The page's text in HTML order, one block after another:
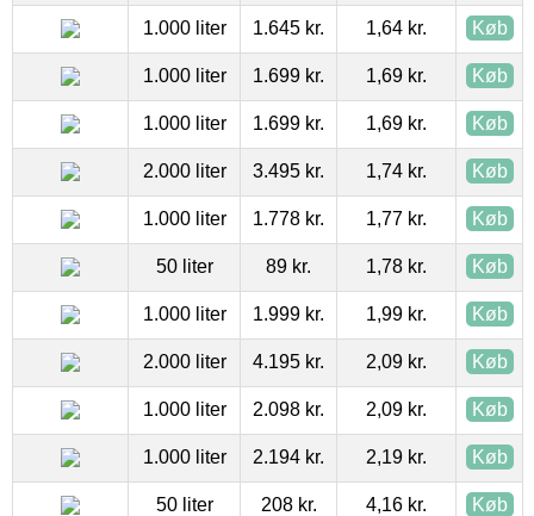
1.000 liter 1.645 kr. 1,64 kr. Køb
1.000 liter 1.699 kr. 1,69 kr. Køb
1.000 liter 1.699 kr. 1,69 kr. Køb
2.000 liter 3.495 kr. 1,74 kr. Køb
1.000 liter 1.778 kr. 1,77 kr. Køb
50 liter 89 kr. 1,78 kr. Køb
1.000 liter 1.999 kr. 1,99 kr. Køb
2.000 liter 4.195 kr. 2,09 kr. Køb
1.000 liter 2.098 kr. 2,09 kr. Køb
1.000 liter 2.194 kr. 2,19 kr. Køb
50 liter 208 kr. 4,16 kr. Køb